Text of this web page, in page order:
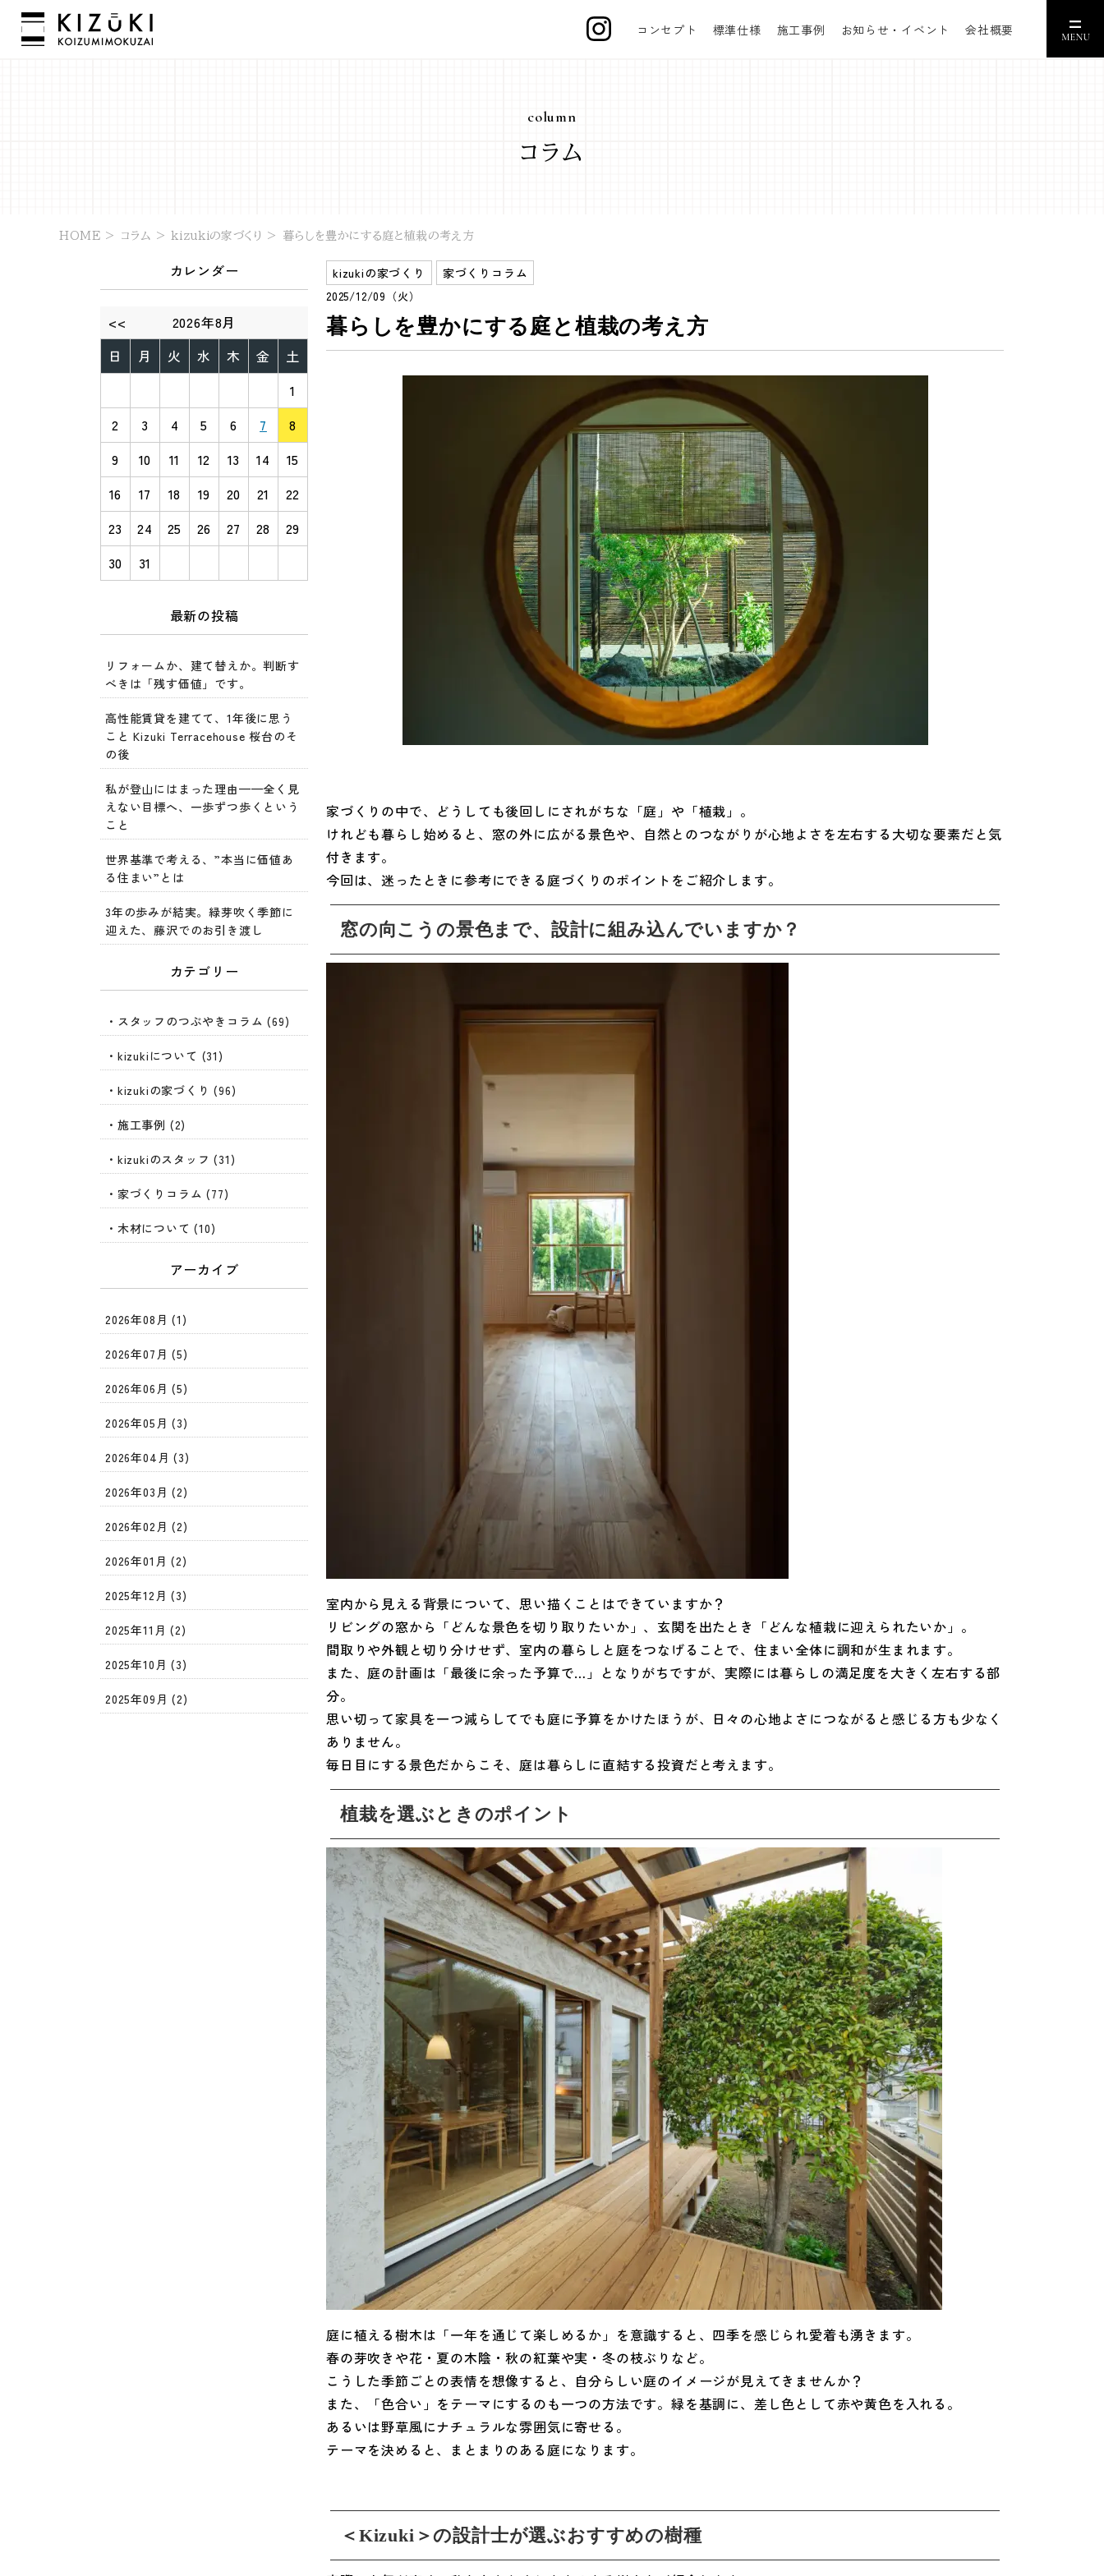
コンセプト 標準仕様 施工事例 お知らせ・イベント 会社概要
column
コラム
HOME > コラム > kizukiの家づくり > 暮らしを豊かにする庭と植栽の考え方
kizukiの家づくり 家づくりコラム
2025/12/09（火）
暮らしを豊かにする庭と植栽の考え方
家づくりの中で、どうしても後回しにされがちな「庭」や「植栽」。
けれども暮らし始めると、窓の外に広がる景色や、自然とのつながりが心地よさを左右する大切な要素だと気
付きます。
今回は、迷ったときに参考にできる庭づくりのポイントをご紹介します。
窓の向こうの景色まで、設計に組み込んでいますか？
室内から見える背景について、思い描くことはできていますか？
リビングの窓から「どんな景色を切り取りたいか」、玄関を出たとき「どんな植栽に迎えられたいか」。
間取りや外観と切り分けせず、室内の暮らしと庭をつなげることで、住まい全体に調和が生まれます。
また、庭の計画は「最後に余った予算で…」となりがちですが、実際には暮らしの満足度を大きく左右する部
分。
思い切って家具を一つ減らしてでも庭に予算をかけたほうが、日々の心地よさにつながると感じる方も少なく
ありません。
毎日目にする景色だからこそ、庭は暮らしに直結する投資だと考えます。
植栽を選ぶときのポイント
庭に植える樹木は「一年を通じて楽しめるか」を意識すると、四季を感じられ愛着も湧きます。
春の芽吹きや花・夏の木陰・秋の紅葉や実・冬の枝ぶりなど。
こうした季節ごとの表情を想像すると、自分らしい庭のイメージが見えてきませんか？
また、「色合い」をテーマにするのも一つの方法です。緑を基調に、差し色として赤や黄色を入れる。
あるいは野草風にナチュラルな雰囲気に寄せる。
テーマを決めると、まとまりのある庭になります。
＜Kizuki＞の設計士が選ぶおすすめの樹種
カレンダー
<<
2026年8月
日
月 火 水 木 金
土
1
2
3 4 5 6 7
8
9
10 11 12 13 14
15
16
17 18 19 20 21
22
23
24 25 26 27 28
29
30
31
最新の投稿
リフォームか、建て替えか。判断す
べきは「残す価値」です。
高性能賃貸を建てて、1年後に思う
こと Kizuki Terracehouse 桜台のそ
の後
私が登山にはまった理由——全く見
えない目標へ、一歩ずつ歩くという
こと
世界基準で考える、”本当に価値あ
る住まい”とは
3年の歩みが結実。緑芽吹く季節に
迎えた、藤沢でのお引き渡し
カテゴリー
・スタッフのつぶやきコラム (69)
・kizukiについて (31)
・kizukiの家づくり (96)
・施工事例 (2)
・kizukiのスタッフ (31)
・家づくりコラム (77)
・木材について (10)
アーカイブ
2026年08月 (1)
2026年07月 (5)
2026年06月 (5)
2026年05月 (3)
2026年04月 (3)
2026年03月 (2)
2026年02月 (2)
2026年01月 (2)
2025年12月 (3)
2025年11月 (2)
2025年10月 (3)
2025年09月 (2)